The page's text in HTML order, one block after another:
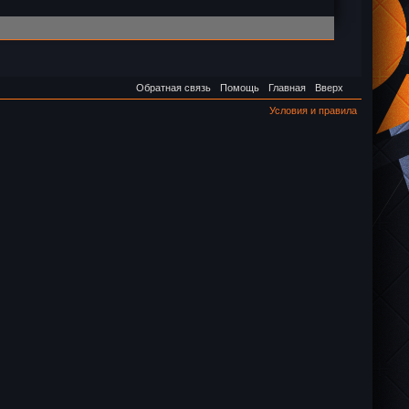
Обратная связь Помощь Главная Вверх
Условия и правила